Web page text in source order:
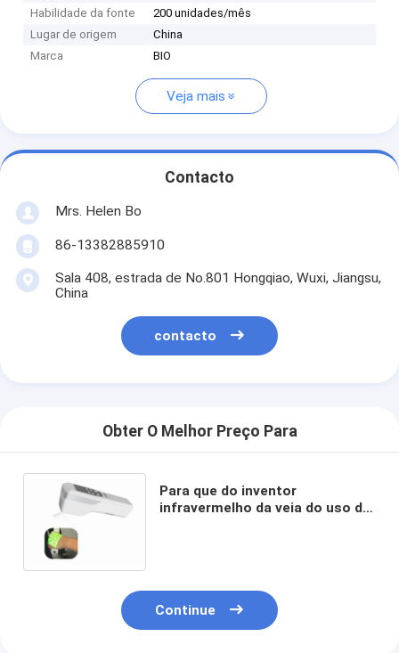
Habilidade da fonte
200 unidades/mês
Lugar de origem
China
Marca
BIO
Veja mais
Contacto
Mrs. Helen Bo
86-13382885910
Sala 408, estrada de No.801 Hongqiao, Wuxi, Jiangsu,
China
contacto
Obter O Melhor Preço Para
Para que do inventor
infravermelho da veia do uso de
Continue